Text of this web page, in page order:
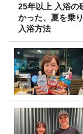
25年以上 入浴の
かった、夏を乗
入浴方法